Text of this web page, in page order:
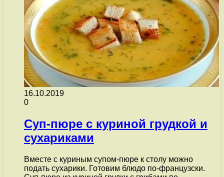
16.10.2019
0
Суп-пюре с куриной грудкой и
сухариками
Вместе с куриным супом-пюре к столу можно
подать сухарики. Готовим блюдо по-французски.